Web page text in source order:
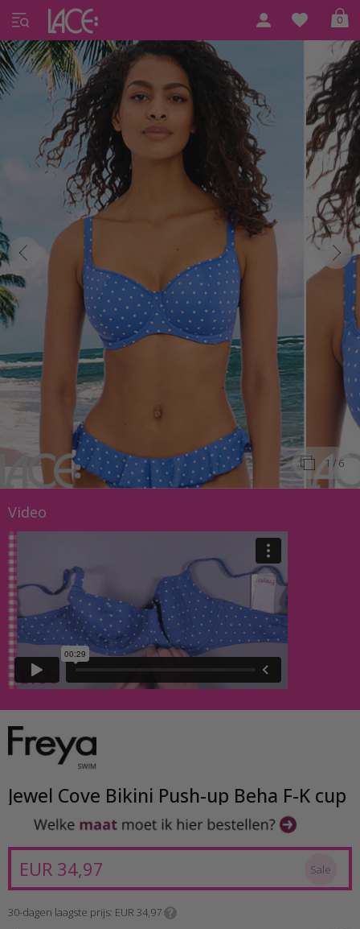
0
Home Freya Swim
1 / 6
Video
Jewel Cove Bikini Push-up Beha F-K cup
EUR 34,97 Sale
30-dagen laagste prijs EUR 34,97